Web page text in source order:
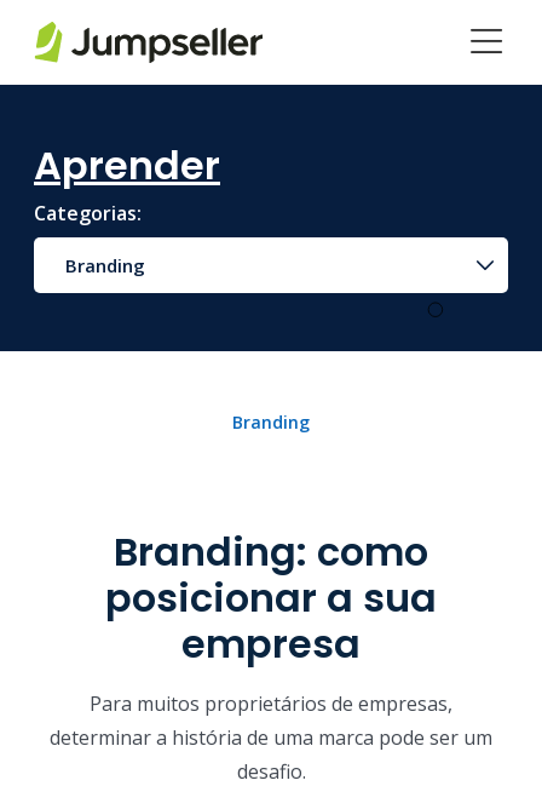
Aprender
Categorias:
Branding
Branding
Branding: como
posicionar a sua
empresa
Para muitos proprietários de empresas,
determinar a história de uma marca pode ser um
desafio.